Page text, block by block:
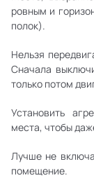
ровным и
полок).
Нельзя
Сначала
только потом
Установить
места, чтобы
Лучше не
помещение.